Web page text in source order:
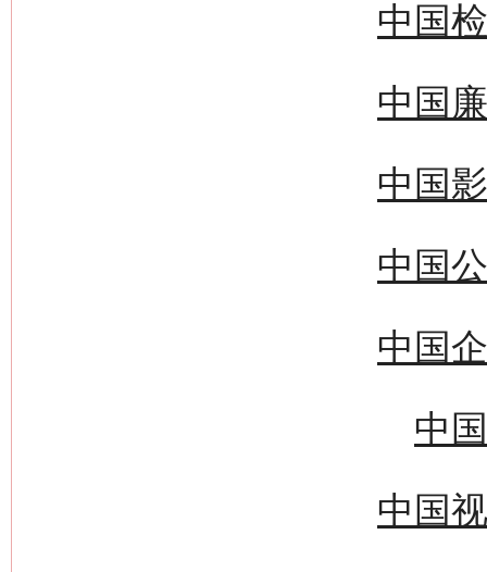
中国
中国
中国
中国
中国
中
中国